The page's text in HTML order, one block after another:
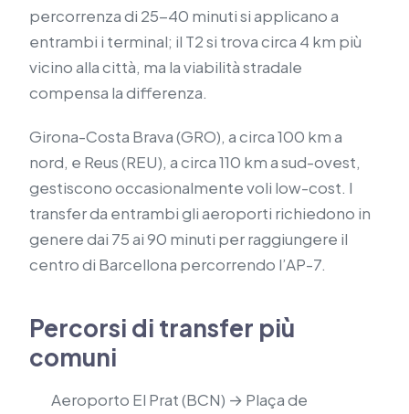
percorrenza di 25-40 minuti si applicano a
entrambi i terminal; il T2 si trova circa 4 km più
vicino alla città, ma la viabilità stradale
compensa la differenza.
Girona-Costa Brava (GRO), a circa 100 km a
nord, e Reus (REU), a circa 110 km a sud-ovest,
gestiscono occasionalmente voli low-cost. I
transfer da entrambi gli aeroporti richiedono in
genere dai 75 ai 90 minuti per raggiungere il
centro di Barcellona percorrendo l’AP-7.
Percorsi di transfer più
comuni
Aeroporto El Prat (BCN) → Plaça de